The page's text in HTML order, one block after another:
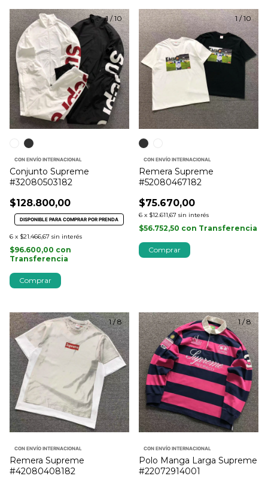
1 /10
CON ENVÍO INTERNACIONAL
Conjunto Supreme
#32080503182
$128.800,00
DISPONIBLE PARA COMPRAR POR PRENDA
6 x $21.466,67 sin interés
$96.600,00 con
Transferencia
Comprar
1/10
CON ENVÍO INTERNACIONAL
Remera Supreme
#52080467182
$75.670,00
6 x $12.611,67 sin interés
$56.752,50 con Transferencia
Comprar
1/8
CON ENVÍO INTERNACIONAL
Remera Supreme
#42080408182
1/8
CON ENVÍO INTERNACIONAL
Polo Manga Larga Supreme
#22072914001